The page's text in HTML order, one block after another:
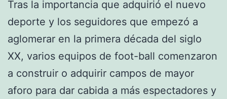
Tras la importancia que adquirió el nuevo
deporte y los seguidores que empezó a
aglomerar en la primera década del siglo
XX, varios equipos de foot-ball comenzaron
a construir o adquirir campos de mayor
aforo para dar cabida a más espectadores y